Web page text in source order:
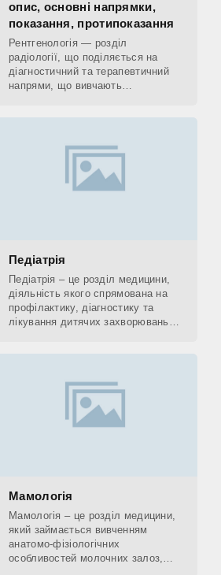
опис, основні напрямки,
показання, протипоказання
Рентгенологія — розділ
радіології, що поділяється на
діагностичний та терапевтичний
напрями, що вивчають
Педіатрія
Педіатрія – це розділ медицини,
діяльність якого спрямована на
профілактику, діагностику та
лікування дитячих захворювань, а
Мамологія
Мамологія – це розділ медицини,
який займається вивченням
анатомо-фізіологічних
особливостей молочних залоз,